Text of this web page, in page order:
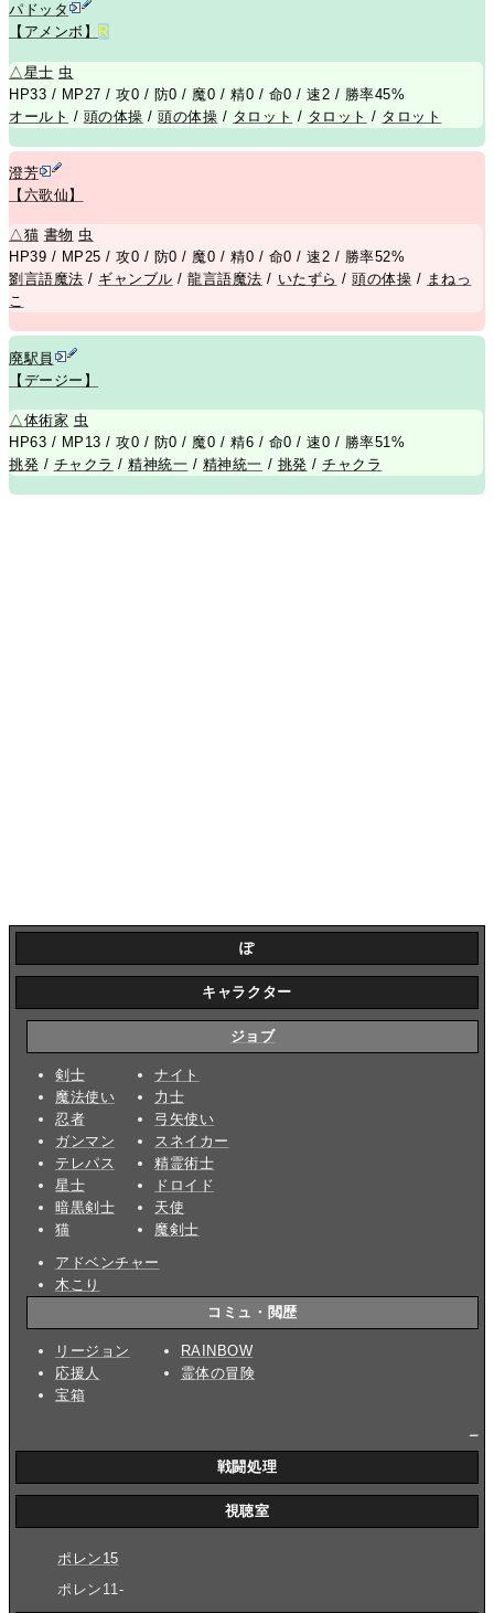
パドッタ
【アメンボ】
R
△ 星士 虫
HP33 / MP27 / 攻0 / 防0 / 魔0 / 精0 / 命0 / 速2 / 勝率45%
オールト / 頭の体操 /頭の体操 / タロット / タロット / タロット
澄芳
【六歌仙】
△猫 書物 虫
HP39 / MP25 / 攻0 / 防0 / 魔0 / 精0 / 命0 / 速2 / 勝率52%
劉言語魔法 / ギャンブル /龍言語魔法 / いたずら /頭の体操 / まねっ
こ
廃駅員
【デージー】
△体術家 虫
HP63 / MP13 / 攻0 / 防0 / 魔0 / 精6 / 命0 / 速0 / 勝率51%
挑発 / チャクラ /精神統一 / 精神統一 / 挑発 /チャクラ
ぽ
キャラクター
ジョブ
剣士
魔法使い
忍者
ガンマン
テレパス
星士
暗黒剣士
猫
ナイト
力士
弓矢使い
スネイカー
精霊術士
ドロイド
天使
魔剣士
アドベンチャー
木こり
コミュ・閲歴
リージョン
応援人
宝箱
RAINBOW
霊体の冒険
戦闘処理
視聴室
ポレン15
ポレン11-